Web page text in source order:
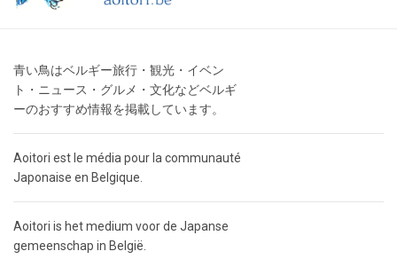
青い鳥はベルギー旅行・観光・イベン
ト・ニュース・グルメ・文化などベルギ
ーのおすすめ情報を掲載しています。
Aoitori est le média pour la communauté
Japonaise en Belgique.
Aoitori is het medium voor de Japanse
gemeenschap in België.